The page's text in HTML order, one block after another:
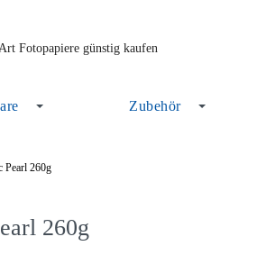
Zubehör
Pearl 260g
260g